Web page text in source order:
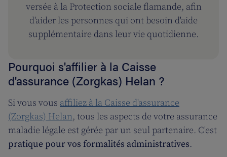
versée à la Protection sociale flamande, afin
d'aider les personnes qui ont besoin d'aide
supplémentaire dans leur vie quotidienne.
Pourquoi s'affilier à la Caisse
d'assurance (Zorgkas) Helan ?
Si vous vous affiliez à la Caisse d'assurance
(Zorgkas) Helan, tous les aspects de votre assurance
maladie légale est gérée par un seul partenaire. C'est
pratique pour vos formalités administratives.